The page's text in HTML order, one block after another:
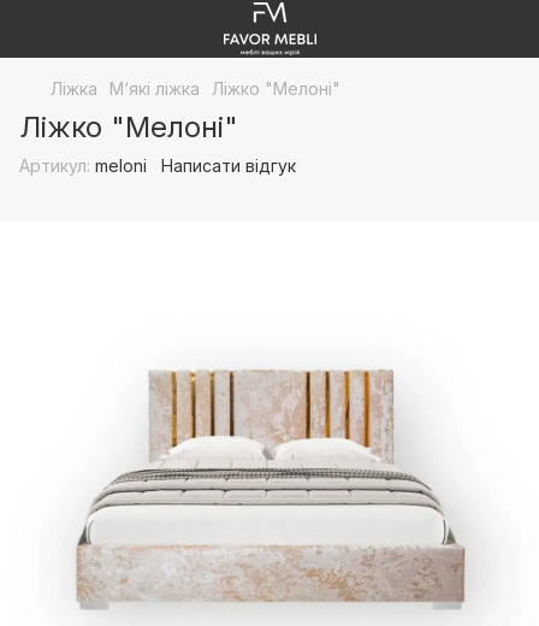
Ліжка М‘які ліжка Ліжко "Мелоні"
Ліжко "Мелоні"
Артикул: meloni Написати відгук